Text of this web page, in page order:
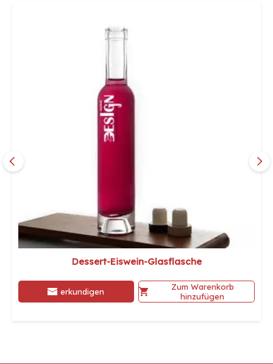
Dessert-Eiswein-Glasflasche
erkundigen
Zum Warenkorb
hinzufügen